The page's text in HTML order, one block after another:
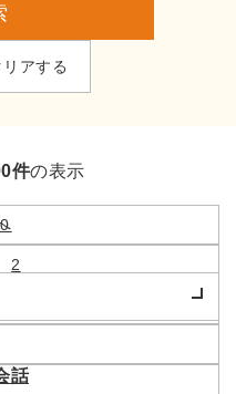
アする
件の表示
2
話